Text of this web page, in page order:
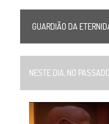
GUARDIÃO DA
NESTE DIA, NO PASSADO